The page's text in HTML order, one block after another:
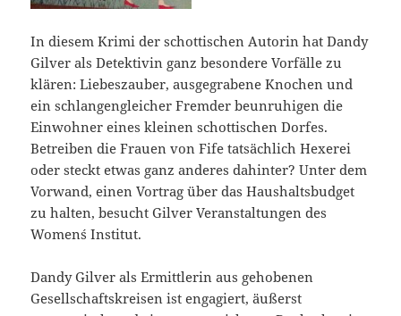
In diesem Krimi der schottischen Autorin hat Dandy
Gilver als Detektivin ganz besondere Vorfälle zu
klären: Liebeszauber, ausgegrabene Knochen und
ein schlangengleicher Fremder beunruhigen die
Einwohner eines kleinen schottischen Dorfes.
Betreiben die Frauen von Fife tatsächlich Hexerei
oder steckt etwas ganz anderes dahinter? Unter dem
Vorwand, einen Vortrag über das Haushaltsbudget
zu halten, besucht Gilver Veranstaltungen des
Women´s Institut.
Dandy Gilver als Ermittlerin aus gehobenen
Gesellschaftskreisen ist engagiert, äußerst